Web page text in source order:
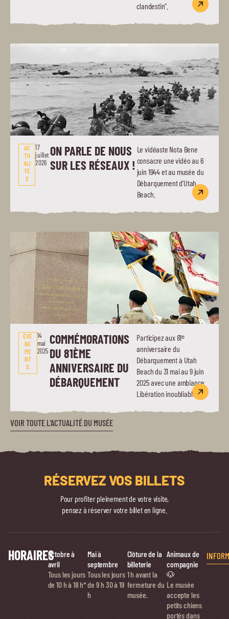
VOIR TOUTE L'ACTUALITÉ DU MUSÉE
clandestin”.
AC
TU
ALI
TÉ
S
17
juillet
2026
ON PARLE DE NOUS
SUR LES RÉSEAUX !
Le vidéaste Nota Bene
consacre une vidéo au 6
juin 1944 et au musée du
Débarquement d'Utah
Beach.
ÉVÉ
NE
ME
NT
S
14
mai
2025
COMMÉMORATIONS
DU 81ÈME
ANNIVERSAIRE DU
DÉBARQUEMENT
Participez aux 81ᵉ
anniversaire du
Débarquement à Utah
Beach du 31 mai au 9 juin
2025 avec une ambiance
Libération inoubliable.
RÉSERVEZ VOS BILLETS
Pour profiter pleinement de votre visite,
pensez à réserver votre billet en ligne.
HORAIRESOctobre à
avril
Tous les jours
de 10 h à 18 h*
Mai à
septembre
Tous les jours
de 9 h 30 à 19
h
Clôture de la
billeterie
1 h avant la
fermeture du
musée.
Animaux de
compagnie
🐶
Le musée
accepte les
petits chiens
portés dans